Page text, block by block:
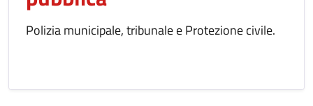
Polizia municipale, tribunale e Protezione civile.